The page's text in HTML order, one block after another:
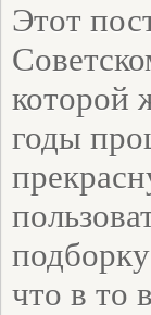
Этот
которой
годы
что в то